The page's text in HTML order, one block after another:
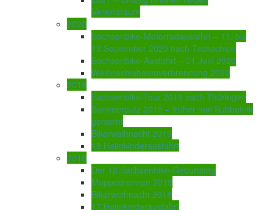
Vereinsraum
2020
Sachsenbike-Motorradausfahrt – 11. bis
13.September 2020 nach Tschechien
Sachsenbike-Ausfahrt – 21.Juni 2020
Weihnachtsbaumverbrennung 2020
2019
Sachsenbike-Tour 2019 nach Thüringen
Sommerputz 2019 – früher mal Subbotnik
genannt
Bikerweihnacht 2019
18.Heimkinderausfahrt
2018
Der 18.Sachsenbike-Geburtstag
Moppedrennen 2018
Bikerweihnacht 2018
17.Heimkinderausfahrt